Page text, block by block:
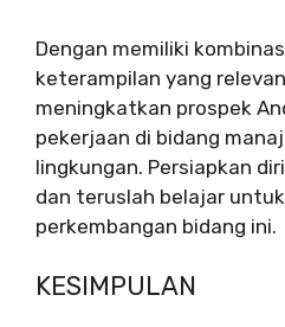
Dengan memiliki
keterampilan yang
meningkatkan prospek
pekerjaan di bidang
lingkungan. Persiapkan
dan teruslah belajar
perkembangan bidang ini.
KESIMPULAN